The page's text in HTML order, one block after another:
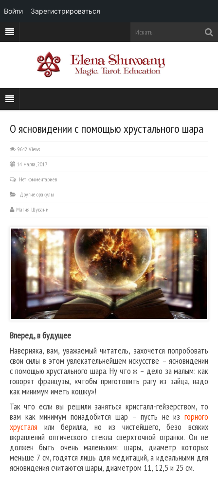
О ясновидении с помощью хрустального шара
9642 Views
14 марта, 2017
Нет комментариев
Другие оракулы
Магия Шувани
Вперед, в будущее
Наверняка, вам, уважаемый читатель, захочется попробовать
свои силы в этом увлекательнейшем искусстве – ясновидении
с помощью хрустального шара. Ну что ж – дело за малым: как
говорят французы, «чтобы приготовить рагу из зайца, надо
как минимум иметь кошку»!
Так что если вы решили заняться кристалл-гейзерством, то
вам как минимум понадобится шар – пусть не из горного
хрусталя или берилла, но из чистейшего, безо всяких
вкраплений оптического стекла сверхточной огранки. Он не
должен быть очень маленьким: шары, диаметр которых
меньше 7 см, годятся лишь для медитаций, а идеальными для
ясновидения считаются шары, диаметром 11, 12,5 и 25 см.
Войти Зарегистрироваться